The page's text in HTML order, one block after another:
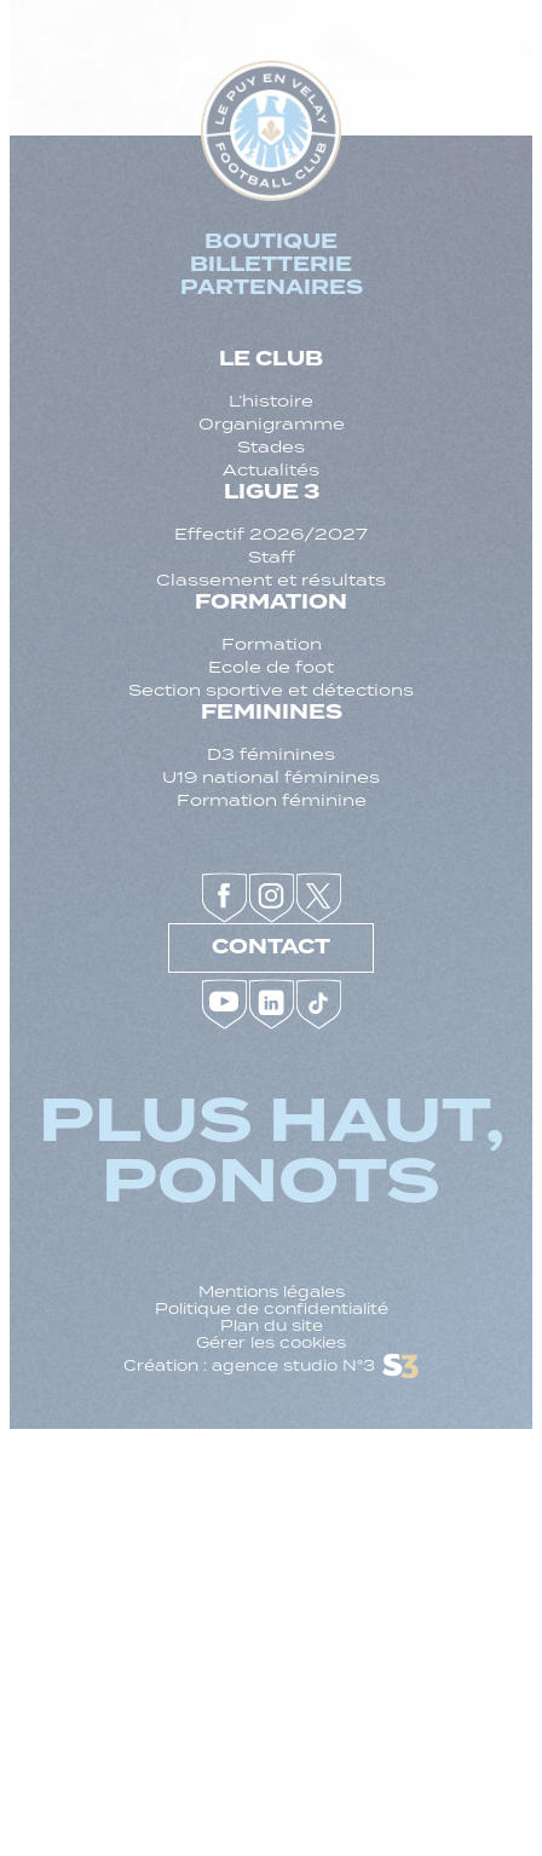
BOUTIQUE
BILLETTERIE
PARTENAIRES
LE CLUB
L’histoire
Organigramme
Stades
Actualités
LIGUE 3
Effectif 2026/2027
Staff
Classement et résultats
FORMATION
Formation
Ecole de foot
Section sportive et détections
FEMININES
D3 féminines
U19 national féminines
Formation féminine
CONTACT
PLUS HAUT,
PONOTS
Mentions légales
Politique de confidentialité
Plan du site
Gérer les cookies
Création : agence studio N°3